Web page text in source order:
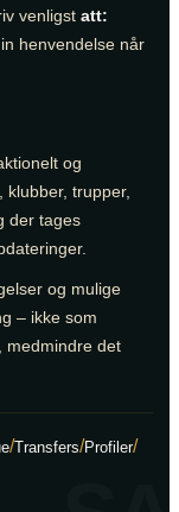
venligst att:
henvendelse når
og
klubber, trupper,
der tages
og mulige
– ikke som
medmindre det
/Transfers/Profiler/